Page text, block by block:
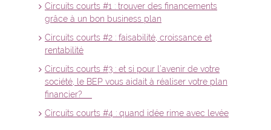
Circuits courts #1 : trouver des financements
grâce à un bon business plan
Circuits courts #2 : faisabilité, croissance et
rentabilité
Circuits courts #3 : et si pour l’avenir de votre
société, le BEP vous aidait à réaliser votre plan
financier?
Circuits courts #4 : quand idée rime avec levée